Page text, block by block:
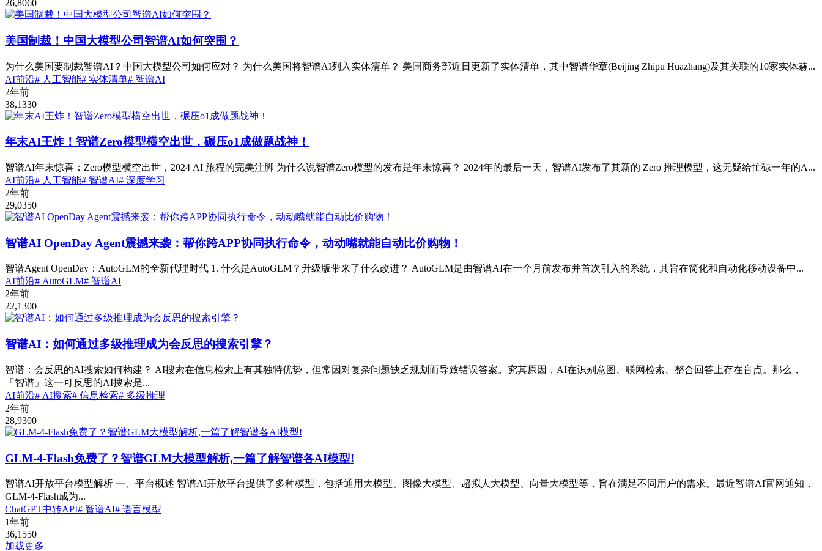
26,8060
美国制裁！中国大模型公司智谱AI如何突围？
为什么美国要制裁智谱AI？中国大模型公司如何应对？ 为什么美国将智谱AI列入实体清单？ 美国商务部近日更新了实体清单，其中智谱华章(Beijing Zhipu Huazhang)及其关联的10家实体赫...
AI前沿# 人工智能# 实体清单# 智谱AI
2年前
38,1330
年末AI王炸！智谱Zero模型横空出世，碾压o1成做题战神！
智谱AI年末惊喜：Zero模型横空出世，2024 AI 旅程的完美注脚 为什么说智谱Zero模型的发布是年末惊喜？ 2024年的最后一天，智谱AI发布了其新的 Zero 推理模型，这无疑给忙碌一年的A...
AI前沿# 人工智能# 智谱AI# 深度学习
2年前
29,0350
智谱AI OpenDay Agent震撼来袭：帮你跨APP协同执行命令，动动嘴就能自动比价购物！
智谱Agent OpenDay：AutoGLM的全新代理时代 1. 什么是AutoGLM？升级版带来了什么改进？ AutoGLM是由智谱AI在一个月前发布并首次引入的系统，其旨在简化和自动化移动设备中...
AI前沿# AutoGLM# 智谱AI
2年前
22,1300
智谱AI：如何通过多级推理成为会反思的搜索引擎？
智谱：会反思的AI搜索如何构建？ AI搜索在信息检索上有其独特优势，但常因对复杂问题缺乏规划而导致错误答案。究其原因，AI在识别意图、联网检索、整合回答上存在盲点。那么，
「智谱」这一可反思的AI搜索是...
AI前沿# AI搜索# 信息检索# 多级推理
2年前
28,9300
GLM-4-Flash免费了？智谱GLM大模型解析,一篇了解智谱各AI模型!
智谱AI开放平台模型解析 一、平台概述 智谱AI开放平台提供了多种模型，包括通用大模型、图像大模型、超拟人大模型、向量大模型等，旨在满足不同用户的需求。最近智谱AI官网通知，
GLM-4-Flash成为...
ChatGPT中转API# 智谱AI# 语言模型
1年前
36,1550
加载更多